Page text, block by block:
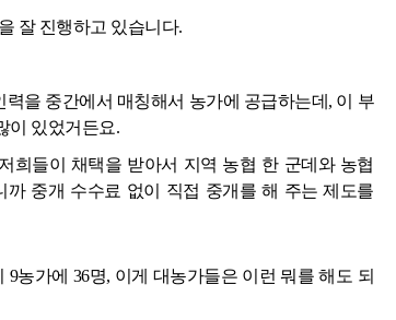
잘 진행하고 있습니다.
을 중간에서 매칭해서 농가에 공급하는데, 이 부
이 있었거든요.
희들이 채택을 받아서 지역 농협 한 군데와 농협
중개 수수료 없이 직접 중개를 해 주는 제도를
농가에 36명, 이게 대농가들은 이런 뭐를 해도 되